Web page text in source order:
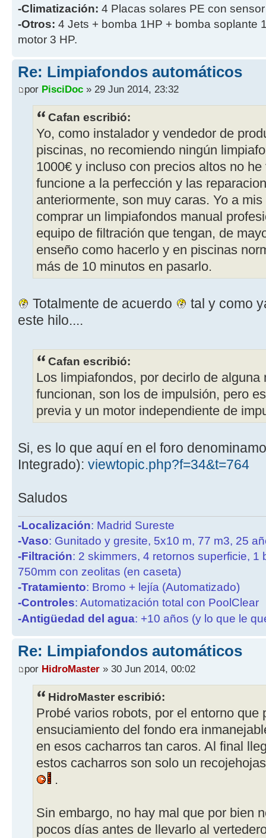
-Climatización: 4 Placas solares PE con
-Otros: 4 Jets + bomba 1HP + bomba soplante
motor 3 HP.
Re: Limpiafondos automáticos
por PisciDoc » 29 Jun 2014, 23:32
Cafan escribió:
Yo, como instalador y vendedor de
piscinas, no recomiendo ningún
1000€ y incluso con precios altos no
funcione a la perfección y las
anteriormente, son muy caras. Yo a
comprar un limpiafondos manual
equipo de filtración que tengan, de
enseño como hacerlo y en piscinas
más de 10 minutos en pasarlo.
Totalmente de acuerdo
tal y como
este hilo....
Cafan escribió:
Los limpiafondos, por decirlo de alguna
funcionan, son los de impulsión, pero
previa y un motor independiente de
Si, es lo que aquí en el foro
Integrado): viewtopic.php?f=34&t=764
Saludos
-Localización: Madrid Sureste
-Vaso: Gunitado y gresite, 5x10 m, 77 m3, 25
-Filtración: 2 skimmers, 4 retornos superficie, 1
750mm con zeolitas (en caseta)
-Tratamiento: Bromo + lejía (Automatizado)
-Controles: Automatización total con PoolClear
-Antigüedad del agua: +10 años (y lo que le
Re: Limpiafondos automáticos
por HidroMaster » 30 Jun 2014, 00:02
HidroMaster escribió:
Probé varios robots, por el entorno que
ensuciamiento del fondo era
en esos cacharros tan caros. Al final
estos cacharros son solo un
.
Sin embargo, no hay mal que por bien
pocos días antes de llevarlo al